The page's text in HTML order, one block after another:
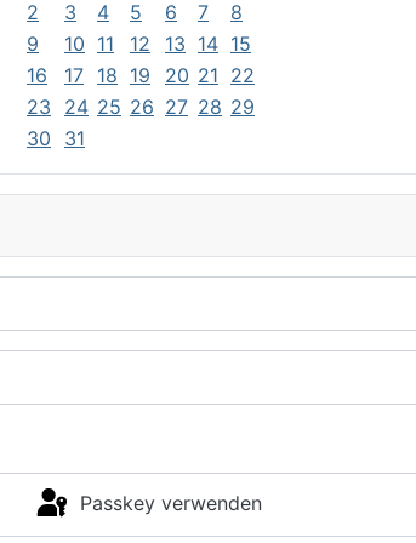
2
3 4 5 6 7
8
9
10 11 12 13 14 15
16
17 18 19 20 21 22
23
24 25 26 27 28 29
30
31
Passkey verwenden